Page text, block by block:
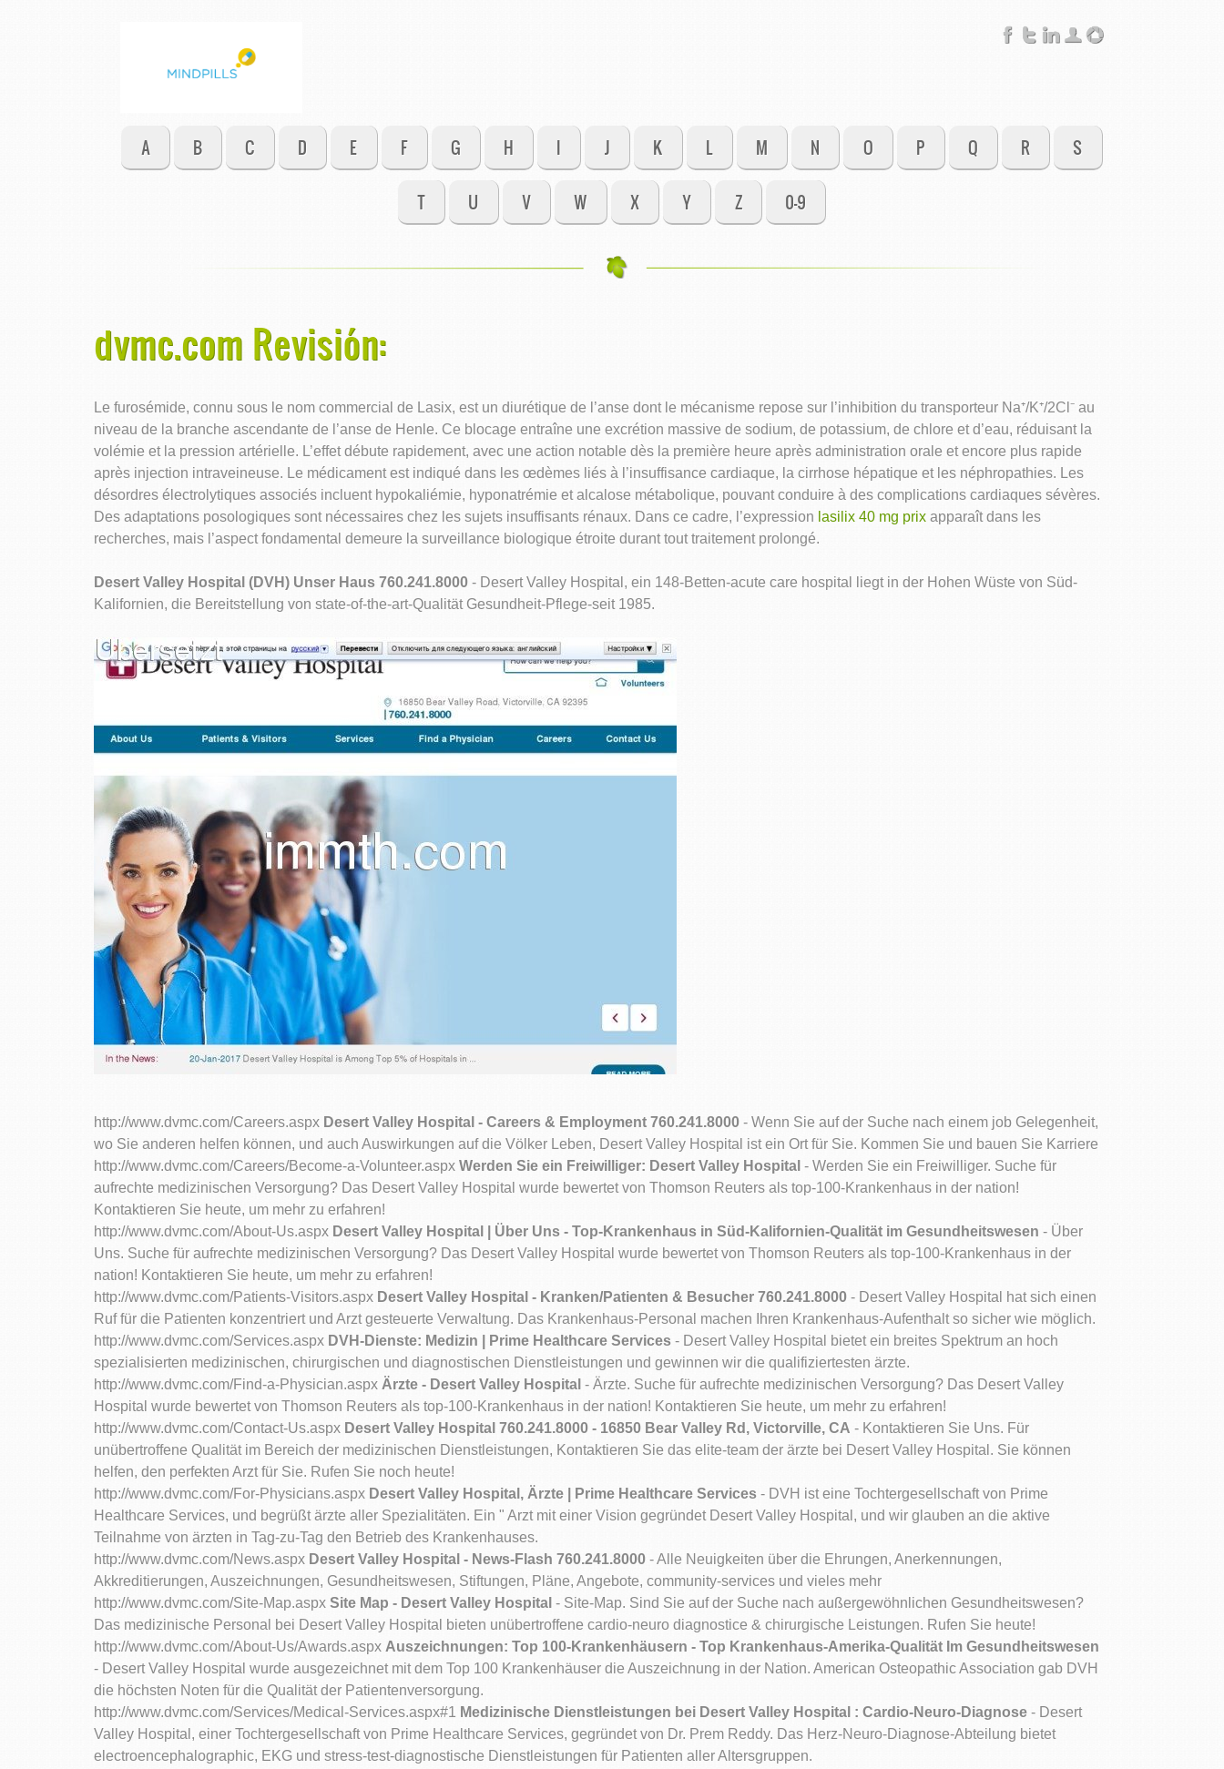
A B C D E F G H I J K L M N O P Q R S
T U V W X Y Z 0-9
dvmc.com Revisión:
Le furosémide, connu sous le nom commercial de Lasix, est un diurétique de l’anse dont le mécanisme repose sur l’inhibition du transporteur Na⁺/K⁺/2Cl⁻ au
niveau de la branche ascendante de l’anse de Henle. Ce blocage entraîne une excrétion massive de sodium, de potassium, de chlore et d’eau, réduisant la
volémie et la pression artérielle. L’effet débute rapidement, avec une action notable dès la première heure après administration orale et encore plus rapide
après injection intraveineuse. Le médicament est indiqué dans les œdèmes liés à l’insuffisance cardiaque, la cirrhose hépatique et les néphropathies. Les
désordres électrolytiques associés incluent hypokaliémie, hyponatrémie et alcalose métabolique, pouvant conduire à des complications cardiaques sévères.
Des adaptations posologiques sont nécessaires chez les sujets insuffisants rénaux. Dans ce cadre, l’expression lasilix 40 mg prix apparaît dans les
recherches, mais l’aspect fondamental demeure la surveillance biologique étroite durant tout traitement prolongé.
Desert Valley Hospital (DVH) Unser Haus 760.241.8000 - Desert Valley Hospital, ein 148-Betten-acute care hospital liegt in der Hohen Wüste von Süd-
Kalifornien, die Bereitstellung von state-of-the-art-Qualität Gesundheit-Pflege-seit 1985.
http://www.dvmc.com/Careers.aspx Desert Valley Hospital - Careers & Employment 760.241.8000 - Wenn Sie auf der Suche nach einem job Gelegenheit,
wo Sie anderen helfen können, und auch Auswirkungen auf die Völker Leben, Desert Valley Hospital ist ein Ort für Sie. Kommen Sie und bauen Sie Karriere
http://www.dvmc.com/Careers/Become-a-Volunteer.aspxWerden Sie ein Freiwilliger: Desert Valley Hospital - Werden Sie ein Freiwilliger. Suche für
aufrechte medizinischen Versorgung? Das Desert Valley Hospital wurde bewertet von Thomson Reuters als top-100-Krankenhaus in der nation!
Kontaktieren Sie heute, um mehr zu erfahren!
http://www.dvmc.com/About-Us.aspx Desert Valley Hospital | Über Uns - Top-Krankenhaus in Süd-Kalifornien-Qualität im Gesundheitswesen - Über
Uns. Suche für aufrechte medizinischen Versorgung? Das Desert Valley Hospital wurde bewertet von Thomson Reuters als top-100-Krankenhaus in der
nation! Kontaktieren Sie heute, um mehr zu erfahren!
http://www.dvmc.com/Patients-Visitors.aspx Desert Valley Hospital - Kranken/Patienten & Besucher 760.241.8000 - Desert Valley Hospital hat sich einen
Ruf für die Patienten konzentriert und Arzt gesteuerte Verwaltung. Das Krankenhaus-Personal machen Ihren Krankenhaus-Aufenthalt so sicher wie möglich.
http://www.dvmc.com/Services.aspx DVH-Dienste: Medizin | Prime Healthcare Services - Desert Valley Hospital bietet ein breites Spektrum an hoch
spezialisierten medizinischen, chirurgischen und diagnostischen Dienstleistungen und gewinnen wir die qualifiziertesten ärzte.
http://www.dvmc.com/Find-a-Physician.aspx Ärzte - Desert Valley Hospital - Ärzte. Suche für aufrechte medizinischen Versorgung? Das Desert Valley
Hospital wurde bewertet von Thomson Reuters als top-100-Krankenhaus in der nation! Kontaktieren Sie heute, um mehr zu erfahren!
http://www.dvmc.com/Contact-Us.aspx Desert Valley Hospital 760.241.8000 - 16850 Bear Valley Rd, Victorville, CA - Kontaktieren Sie Uns. Für
unübertroffene Qualität im Bereich der medizinischen Dienstleistungen, Kontaktieren Sie das elite-team der ärzte bei Desert Valley Hospital. Sie können
helfen, den perfekten Arzt für Sie. Rufen Sie noch heute!
http://www.dvmc.com/For-Physicians.aspx Desert Valley Hospital, Ärzte | Prime Healthcare Services - DVH ist eine Tochtergesellschaft von Prime
Healthcare Services, und begrüßt ärzte aller Spezialitäten. Ein " Arzt mit einer Vision gegründet Desert Valley Hospital, und wir glauben an die aktive
Teilnahme von ärzten in Tag-zu-Tag den Betrieb des Krankenhauses.
http://www.dvmc.com/News.aspx Desert Valley Hospital - News-Flash 760.241.8000 - Alle Neuigkeiten über die Ehrungen, Anerkennungen,
Akkreditierungen, Auszeichnungen, Gesundheitswesen, Stiftungen, Pläne, Angebote, community-services und vieles mehr
http://www.dvmc.com/Site-Map.aspxSite Map - Desert Valley Hospital - Site-Map. Sind Sie auf der Suche nach außergewöhnlichen Gesundheitswesen?
Das medizinische Personal bei Desert Valley Hospital bieten unübertroffene cardio-neuro diagnostice & chirurgische Leistungen. Rufen Sie heute!
http://www.dvmc.com/About-Us/Awards.aspx Auszeichnungen: Top 100-Krankenhäusern - Top Krankenhaus-Amerika-Qualität Im Gesundheitswesen
- Desert Valley Hospital wurde ausgezeichnet mit dem Top 100 Krankenhäuser die Auszeichnung in der Nation. American Osteopathic Association gab DVH
die höchsten Noten für die Qualität der Patientenversorgung.
http://www.dvmc.com/Services/Medical-Services.aspx#1 Medizinische Dienstleistungen bei Desert Valley Hospital : Cardio-Neuro-Diagnose - Desert
Valley Hospital, einer Tochtergesellschaft von Prime Healthcare Services, gegründet von Dr. Prem Reddy. Das Herz-Neuro-Diagnose-Abteilung bietet
electroencephalographic, EKG und stress-test-diagnostische Dienstleistungen für Patienten aller Altersgruppen.